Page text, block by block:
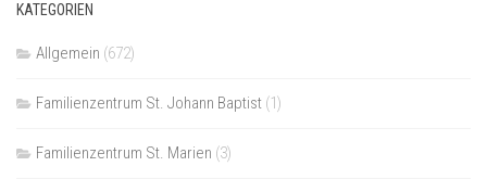
KATEGORIEN
Allgemein (672)
Familienzentrum St. Johann Baptist (1)
Familienzentrum St. Marien (3)